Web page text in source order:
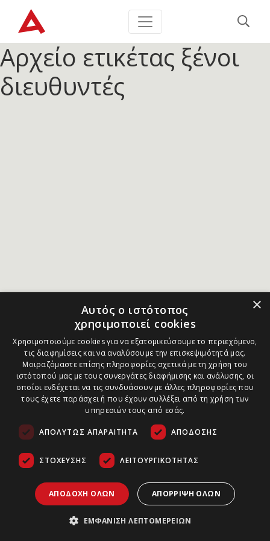
Αρχείο ετικέτας ξένοι
διευθυντές
×
Αυτός ο ιστότοπος
χρησιμοποιεί cookies
Χρησιμοποιούμε cookies για να εξατομικεύσουμε το περιεχόμενο,
τις διαφημίσεις και να αναλύσουμε την επισκεψιμότητά μας.
Μοιραζόμαστε επίσης πληροφορίες σχετικά με τη χρήση του
ιστότοπού μας με τους συνεργάτες διαφήμισης και ανάλυσης, οι
οποίοι ενδέχεται να τις συνδυάσουν με άλλες πληροφορίες που
τους έχετε παράσχει ή που έχουν συλλέξει από τη χρήση των
υπηρεσιών τους από εσάς.
ΑΠΟΛΎΤΩΣ ΑΠΑΡΑΊΤΗΤΑ ΑΠΌΔΟΣΗΣ
ΣΤΌΧΕΥΣΗΣ ΛΕΙΤΟΥΡΓΙΚΌΤΗΤΑΣ
ΑΠΟΔΟΧΉ ΌΛΩΝ ΑΠΌΡΡΙΨΗ ΌΛΩΝ
ΕΜΦΆΝΙΣΗ ΛΕΠΤΟΜΕΡΕΙΏΝ